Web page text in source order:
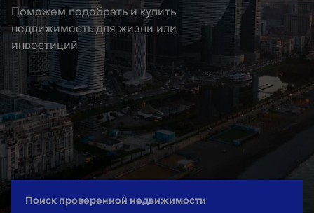
Поможем подобрать и купить
недвижимость для жизни или
инвестиций
Поиск проверенной недвижимости